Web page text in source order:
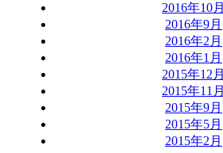
2016年10月
2016年9月
2016年2月
2016年1月
2015年12月
2015年11月
2015年9月
2015年5月
2015年2月